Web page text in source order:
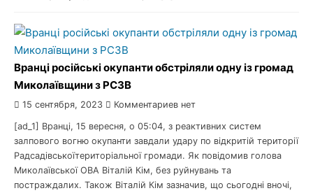
Вранці російські окупанти обстріляли одну із громад
Миколаївщини з РСЗВ
15 сентября, 2023 Комментариев нет
[ad_1] Вранці, 15 вересня, о 05:04, з реактивних систем
залпового вогню окупанти завдали удару по відкритій території
Радсадівськоїтериторіальної громади. Як повідомив голова
Миколаївської ОВА Віталій Кім, без руйнувань та
постраждалих. Також Віталій Кім зазначив, що сьогодні вночі,